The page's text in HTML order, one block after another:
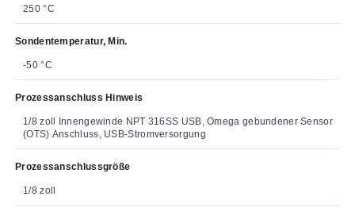
250 °C
Sondentemperatur, Min.
-50 °C
Prozessanschluss Hinweis
1/8 zoll Innengewinde NPT 316SS USB, Omega gebundener Sensor
(OTS) Anschluss, USB-Stromversorgung
Prozessanschlussgröße
1/8 zoll